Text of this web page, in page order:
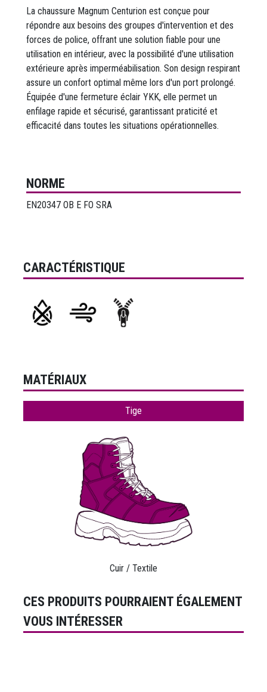
La chaussure Magnum Centurion est conçue pour
répondre aux besoins des groupes d'intervention et des
forces de police, offrant une solution fiable pour une
utilisation en intérieur, avec la possibilité d'une utilisation
extérieure après imperméabilisation. Son design respirant
assure un confort optimal même lors d'un port prolongé.
Équipée d'une fermeture éclair YKK, elle permet un
enfilage rapide et sécurisé, garantissant praticité et
efficacité dans toutes les situations opérationnelles.
NORME
EN20347 OB E FO SRA
CARACTÉRISTIQUE
MATÉRIAUX
Tige
Cuir / Textile
CES PRODUITS POURRAIENT ÉGALEMENT
VOUS INTÉRESSER